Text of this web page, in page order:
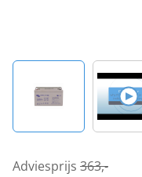
Adviesprijs 363,-